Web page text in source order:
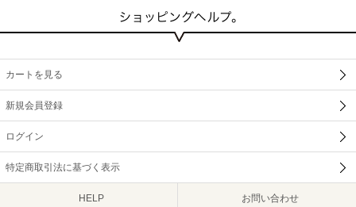
カートを見る
新規会員登録
ログイン
特定商取引法に基づく表示
HELP お問い合わせ